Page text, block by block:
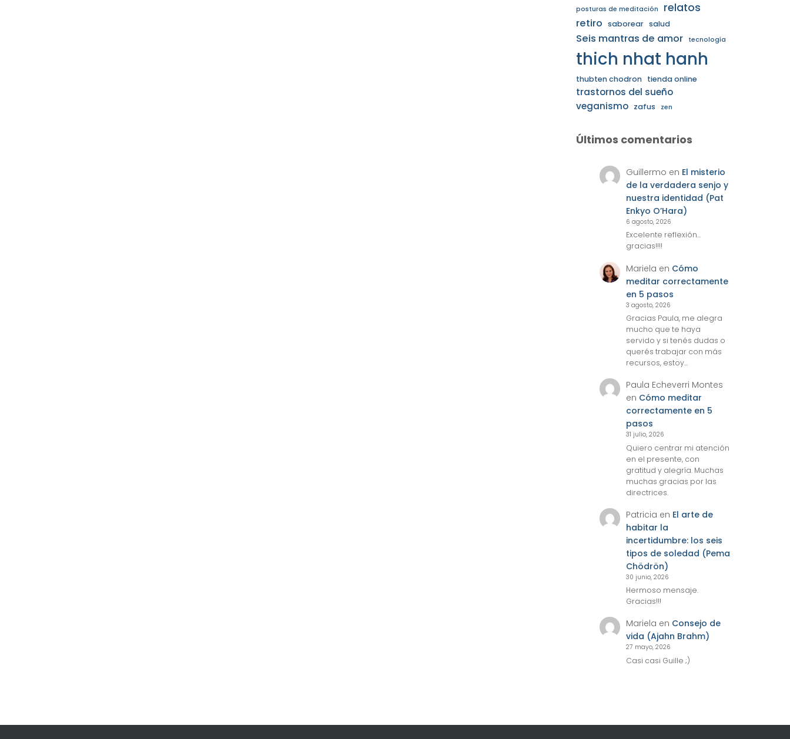
posturas de meditación relatos
retiro saborear salud
Seis mantras de amor tecnología
thich nhat hanh
thubten chodron tienda online
trastornos del sueño
veganismo
zafus zen
Últimos comentarios
Guillermo en El misterio
de la verdadera senjo y
nuestra identidad (Pat
Enkyo O’Hara)
6 agosto, 2026
Excelente reflexión...
gracias!!!!
Mariela en Cómo
meditar correctamente
en 5 pasos
3 agosto, 2026
Gracias Paula, me alegra
mucho que te haya
servido y si tenés dudas o
querés trabajar con más
recursos, estoy…
Paula Echeverri Montes
en Cómo meditar
correctamente en 5
pasos
31 julio, 2026
Quiero centrar mi atención
en el presente, con
gratitud y alegría. Muchas
muchas gracias por las
directrices.
Patricia en El arte de
habitar la
incertidumbre: los seis
tipos de soledad (Pema
Chödrön)
30 junio, 2026
Hermoso mensaje.
Gracias!!!
Mariela en Consejo de
vida (Ajahn Brahm)
27 mayo, 2026
Casi casi Guille ;)